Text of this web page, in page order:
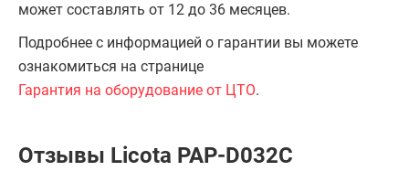
может составлять от 12 до 36 месяцев.
Подробнее с информацией о гарантии вы можете
ознакомиться на странице
Гарантия на оборудование от ЦТО.
Отзывы Licota PAP-D032C